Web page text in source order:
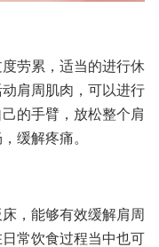
劳累，适当的进行休
肩周肌肉，可以进行
的手臂，放松整个肩
缓解疼痛。
，能够有效缓解肩周
常饮食过程当中也可